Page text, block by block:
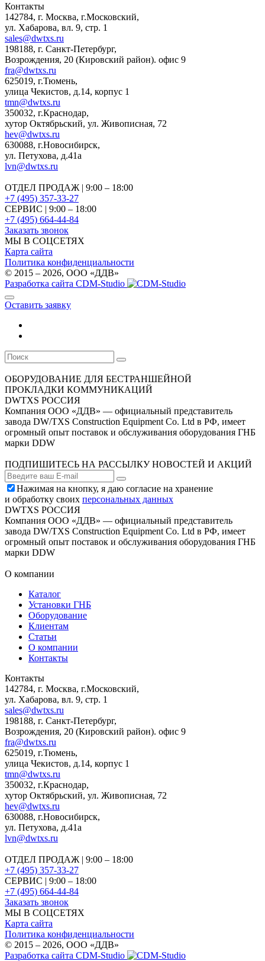
Контакты
142784, г. Москва, г.Московский,
ул. Хабарова, вл. 9, стр. 1
sales@dwtxs.ru
198188, г. Санкт-Петербург,
Возрождения, 20 (Кировский район). офис 9
fra@dwtxs.ru
625019, г.Тюмень,
улица Чекистов, д.14, корпус 1
tmn@dwtxs.ru
350032, г.Краснодар,
хутор Октябрьский, ул. Живописная, 72
hev@dwtxs.ru
630088, г.Новосибирск,
ул. Петухова, д.41а
lvn@dwtxs.ru
ОТДЕЛ ПРОДАЖ | 9:00 – 18:00
+7 (495) 357-33-27
СЕРВИС | 9:00 – 18:00
+7 (495) 664-44-84
Заказать звонок
МЫ В СОЦСЕТЯХ
Карта сайта
Политика конфиденциальности
© 2015 – 2026, OOO «ДДВ»
Разработка сайта CDM-Studio
Оставить заявку
ОБОРУДОВАНИЕ ДЛЯ БЕСТРАНШЕЙНОЙ
ПРОКЛАДКИ КОММУНИКАЦИЙ
DWTXS РОССИЯ
Компания ООО «ДДВ» — официальный представитель
завода DW/TXS Construction Equipment Co. Ltd в РФ, имеет
огромный опыт поставок и обслуживания оборудования ГНБ
марки DDW
ПОДПИШИТЕСЬ НА РАССЫЛКУ НОВОСТЕЙ И АКЦИЙ
Нажимая на кнопку, я даю согласие на хранение
и обработку своих персональных данных
DWTXS РОССИЯ
Компания ООО «ДДВ» — официальный представитель
завода DW/TXS Construction Equipment Co. Ltd в РФ, имеет
огромный опыт поставок и обслуживания оборудования ГНБ
марки DDW
О компании
Каталог
Установки ГНБ
Оборудование
Клиентам
Статьи
О компании
Контакты
Контакты
142784, г. Москва, г.Московский,
ул. Хабарова, вл. 9, стр. 1
sales@dwtxs.ru
198188, г. Санкт-Петербург,
Возрождения, 20 (Кировский район). офис 9
fra@dwtxs.ru
625019, г.Тюмень,
улица Чекистов, д.14, корпус 1
tmn@dwtxs.ru
350032, г.Краснодар,
хутор Октябрьский, ул. Живописная, 72
hev@dwtxs.ru
630088, г.Новосибирск,
ул. Петухова, д.41а
lvn@dwtxs.ru
ОТДЕЛ ПРОДАЖ | 9:00 – 18:00
+7 (495) 357-33-27
СЕРВИС | 9:00 – 18:00
+7 (495) 664-44-84
Заказать звонок
МЫ В СОЦСЕТЯХ
Карта сайта
Политика конфиденциальности
© 2015 – 2026, OOO «ДДВ»
Разработка сайта CDM-Studio